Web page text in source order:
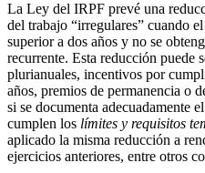
La Ley del IRPF prevé una
del trabajo “irregulares” cuando
superior a dos años y no se
recurrente. Esta reducción puede
plurianuales, incentivos por
años, premios de permanencia o
si se documenta adecuadamente
cumplen los límites y requisitos
aplicado la misma reducción a
ejercicios anteriores, entre otros